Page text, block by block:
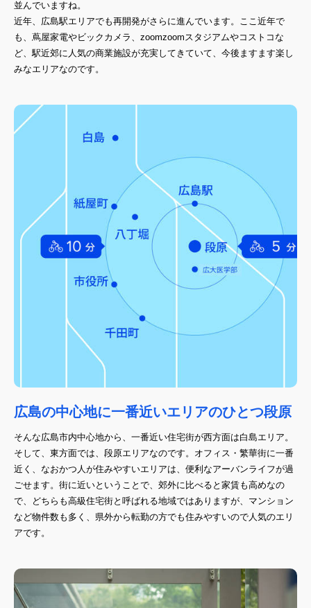
並んでいますね。
近年、広島駅エリアでも再開発がさらに進んでいます。ここ近年で
も、蔦屋家電やビックカメラ、zoomzoomスタジアムやコストコな
ど、駅近郊に人気の商業施設が充実してきていて、今後ますます楽し
みなエリアなのです。
広島の中心地に一番近いエリアのひとつ段原
そんな広島市内中心地から、一番近い住宅街が西方面は白島エリア。
そして、東方面では、段原エリアなのです。オフィス・繁華街に一番
近く、なおかつ人が住みやすいエリアは、便利なアーバンライフが過
ごせます。街に近いということで、郊外に比べると家賃も高めなの
で、どちらも高級住宅街と呼ばれる地域ではありますが、マンション
など物件数も多く、県外から転勤の方でも住みやすいので人気のエリ
アです。